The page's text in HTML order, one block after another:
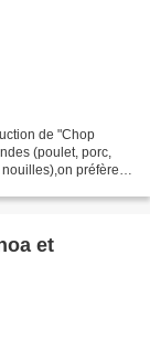
de "Chop
(poulet, porc,
préfère
et